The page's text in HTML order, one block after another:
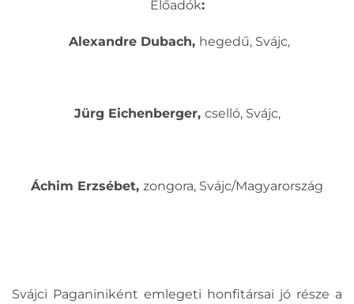
Előadók:
Alexandre Dubach, hegedű, Svájc,
Jürg Eichenberger, cselló, Svájc,
Áchim Erzsébet, zongora, Svájc/Magyarország
Svájci Paganiniként emlegeti honfitársai jó része a